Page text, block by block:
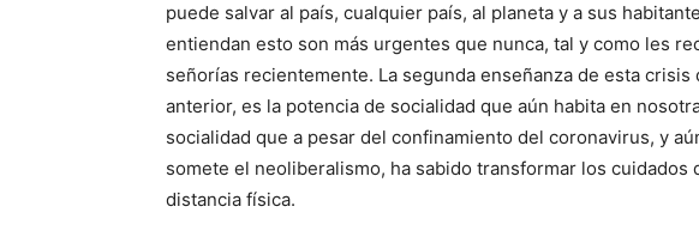
puede salvar al país, cualquier país, al planeta y a sus
entiendan esto son más urgentes que nunca, tal y como les
señorías recientemente. La segunda enseñanza de esta
anterior, es la potencia de socialidad que aún habita en
socialidad que a pesar del confinamiento del coronavirus, y
somete el neoliberalismo, ha sabido transformar los cuidados
distancia física.